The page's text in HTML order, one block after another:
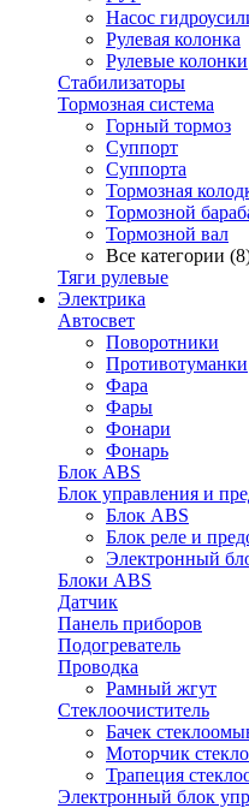
Насос
Рулевая колонка
Рулевые колонки
Стабилизаторы
Тормозная система
Горный тормоз
Суппорт
Суппорта
Тормозная
Тормозной
Тормозной вал
Все категории
Тяги рулевые
Электрика
Автосвет
Поворотники
Противотуманки
Фара
Фары
Фонари
Фонарь
Блок ABS
Блок управления и
Блок ABS
Блок реле и
Электронный
Блоки ABS
Датчик
Панель приборов
Подогреватель
Проводка
Рамный жгут
Стеклоочиститель
Бачек
Моторчик
Трапеция
Электронный блок